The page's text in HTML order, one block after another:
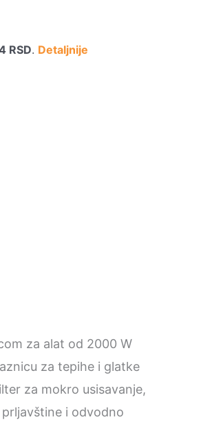
RSD. Detaljnije
za alat od 2000 W
za tepihe i glatke
za mokro usisavanje,
i odvodno